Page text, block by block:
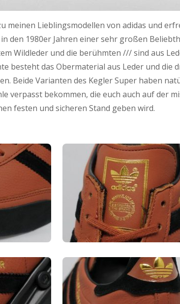
meinen Lieblingsmodellen von adidas und
den 1980er Jahren einer sehr großen
Wildleder und die berühmten /// sind aus
besteht das Obermaterial aus Leder und die
Beide Varianten des Kegler Super haben
verpasst bekommen, die euch auch auf der
festen und sicheren Stand geben wird.